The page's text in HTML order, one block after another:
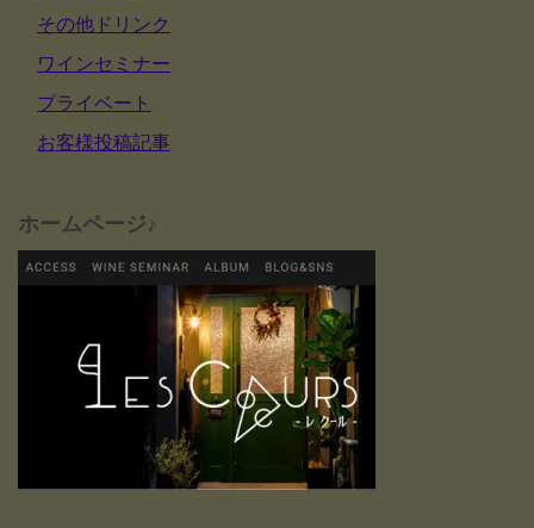
その他ドリンク
ワインセミナー
プライベート
お客様投稿記事
ホームページ♪